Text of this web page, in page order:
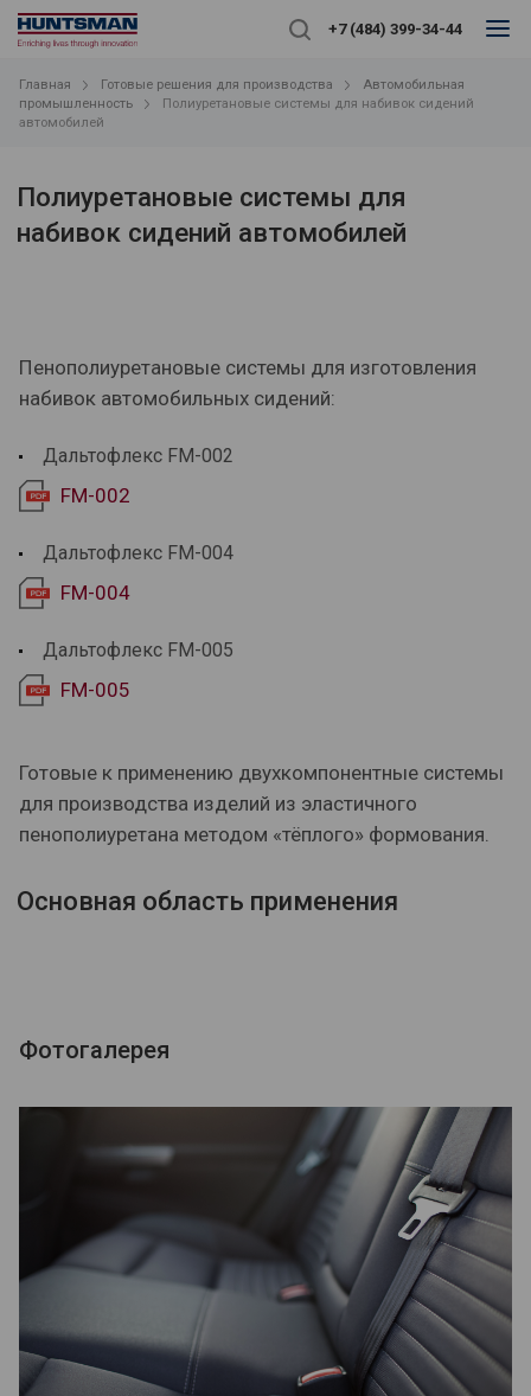
+7 (484) 399-34-44
Главная Готовые решения для производства
Автомобильная
промышленность
Полиуретановые системы для набивок сидений
автомобилей
Полиуретановые системы для
набивок сидений автомобилей
Пенополиуретановые системы для изготовления
набивок автомобильных сидений:
Дальтофлекс FM-002
FM-002
Дальтофлекс FM-004
FM-004
Дальтофлекс FM-005
FM-005
Готовые к применению двухкомпонентные системы
для производства изделий из эластичного
пенополиуретана методом «тёплого» формования.
Основная область применения
Фотогалерея